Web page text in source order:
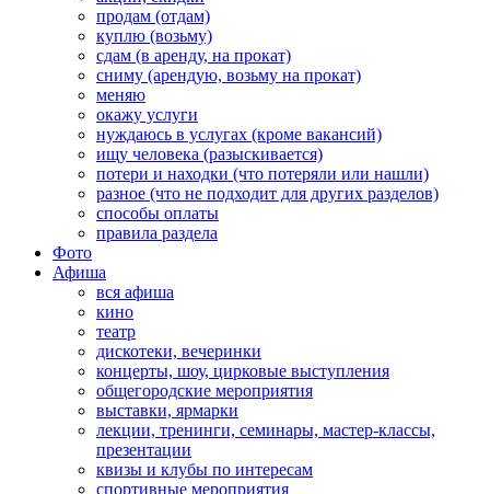
продам (отдам)
куплю (возьму)
сдам (в аренду, на прокат)
сниму (арендую, возьму на прокат)
меняю
окажу услуги
нуждаюсь в услугах (кроме вакансий)
ищу человека (разыскивается)
потери и находки (что потеряли или нашли)
разное (что не подходит для других разделов)
способы оплаты
правила раздела
Фото
Афиша
вся афиша
кино
театр
дискотеки, вечеринки
концерты, шоу, цирковые выступления
общегородские мероприятия
выставки, ярмарки
лекции, тренинги, семинары, мастер-классы,
презентации
квизы и клубы по интересам
спортивные мероприятия